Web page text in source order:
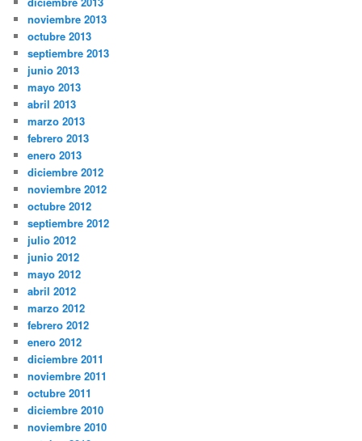
noviembre 2013
octubre 2013
septiembre 2013
junio 2013
mayo 2013
abril 2013
marzo 2013
febrero 2013
enero 2013
diciembre 2012
noviembre 2012
octubre 2012
septiembre 2012
julio 2012
junio 2012
mayo 2012
abril 2012
marzo 2012
febrero 2012
enero 2012
diciembre 2011
noviembre 2011
octubre 2011
diciembre 2010
noviembre 2010